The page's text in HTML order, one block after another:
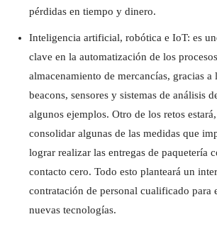
pérdidas en tiempo y dinero.
Inteligencia artificial, robótica e IoT: es
clave en la automatización de los
almacenamiento de mercancías, gracias a
beacons, sensores y sistemas de análisis
algunos ejemplos. Otro de los retos
consolidar algunas de las medidas que
lograr realizar las entregas de paquetería
contacto cero. Todo esto planteará un
contratación de personal cualificado para
nuevas tecnologías.